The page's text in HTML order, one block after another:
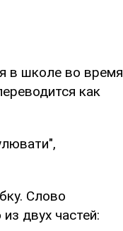
в школе во время
как
Слово
двух частей: